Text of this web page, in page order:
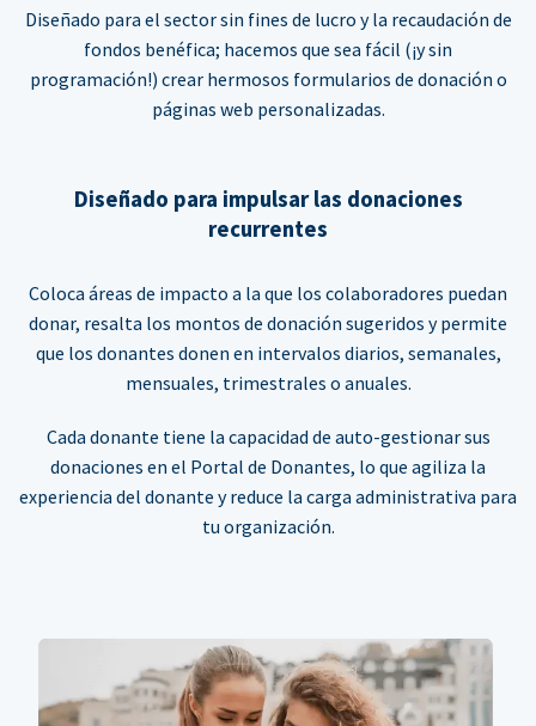
Diseñado para el sector sin fines de lucro y la recaudación de
fondos benéfica; hacemos que sea fácil (¡y sin
programación!) crear hermosos formularios de donación o
páginas web personalizadas.
Diseñado para impulsar las donaciones
recurrentes
Coloca áreas de impacto a la que los colaboradores puedan
donar, resalta los montos de donación sugeridos y permite
que los donantes donen en intervalos diarios, semanales,
mensuales, trimestrales o anuales.
Cada donante tiene la capacidad de auto-gestionar sus
donaciones en el Portal de Donantes, lo que agiliza la
experiencia del donante y reduce la carga administrativa para
tu organización.